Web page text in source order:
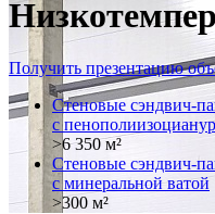
Получить презентацию
Стеновые сэндвич-
с
>6 350 м²
Стеновые сэндвич-
с минеральной ватой
>300 м²